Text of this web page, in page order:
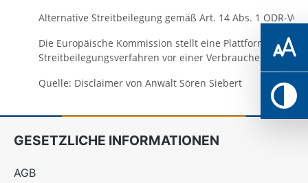
Alternative Streitbeilegung gemäß Art. 14 Abs. 1 ODR-VO
Die Europäische Kommission stellt eine Plattform zur
Streitbeilegungsverfahren vor einer
Quelle: Disclaimer von Anwalt Sören Siebert
GESETZLICHE INFORMATIONEN
AGB